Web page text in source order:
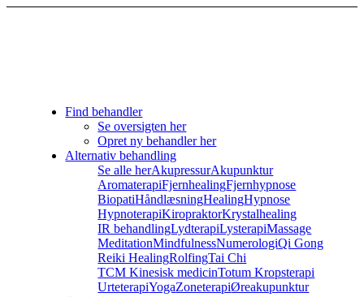
Find behandler
Se oversigten her
Opret ny behandler her
Alternativ behandling
Se alle herAkupressurAkupunktur
AromaterapiFjernhealingFjernhypnose
BiopatiHåndlæsningHealingHypnose
HypnoterapiKiropraktorKrystalhealing
IR behandlingLydterapiLysterapiMassage
MeditationMindfulnessNumerologiQi Gong
Reiki HealingRolfingTai Chi
TCM Kinesisk medicinTotum Kropsterapi
UrteterapiYogaZoneterapiØreakupunktur